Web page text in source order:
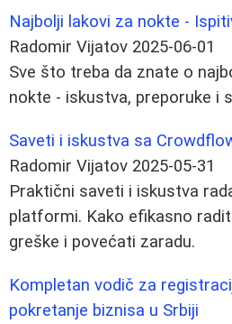
Najbolji lakovi za nokte -
Radomir Vijatov 2025-06-01
Sve što treba da znate o
nokte - iskustva, preporuke i
Saveti i iskustva sa
Radomir Vijatov 2025-05-31
Praktični saveti i iskustva
platformi. Kako efikasno
greške i povećati zaradu.
Kompletan vodič za
pokretanje biznisa u Srbiji